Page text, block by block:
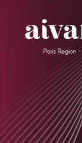
Aller au